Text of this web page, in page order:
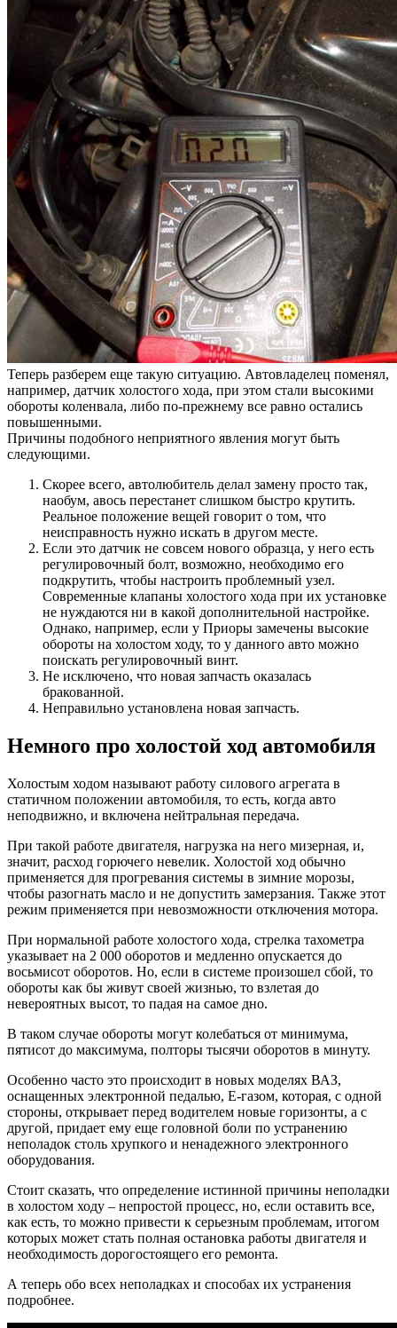
Теперь разберем еще такую ситуацию. Автовладелец поменял,
например, датчик холостого хода, при этом стали высокими
обороты коленвала, либо по-прежнему все равно остались
повышенными.
Причины подобного неприятного явления могут быть
следующими.
Скорее всего, автолюбитель делал замену просто так,
наобум, авось перестанет слишком быстро крутить.
Реальное положение вещей говорит о том, что
неисправность нужно искать в другом месте.
Если это датчик не совсем нового образца, у него есть
регулировочный болт, возможно, необходимо его
подкрутить, чтобы настроить проблемный узел.
Современные клапаны холостого хода при их установке
не нуждаются ни в какой дополнительной настройке.
Однако, например, если у Приоры замечены высокие
обороты на холостом ходу, то у данного авто можно
поискать регулировочный винт.
Не исключено, что новая запчасть оказалась
бракованной.
Неправильно установлена новая запчасть.
Немного про холостой ход автомобиля
Холостым ходом называют работу силового агрегата в
статичном положении автомобиля, то есть, когда авто
неподвижно, и включена нейтральная передача.
При такой работе двигателя, нагрузка на него мизерная, и,
значит, расход горючего невелик. Холостой ход обычно
применяется для прогревания системы в зимние морозы,
чтобы разогнать масло и не допустить замерзания. Также этот
режим применяется при невозможности отключения мотора.
При нормальной работе холостого хода, стрелка тахометра
указывает на 2 000 оборотов и медленно опускается до
восьмисот оборотов. Но, если в системе произошел сбой, то
обороты как бы живут своей жизнью, то взлетая до
невероятных высот, то падая на самое дно.
В таком случае обороты могут колебаться от минимума,
пятисот до максимума, полторы тысячи оборотов в минуту.
Особенно часто это происходит в новых моделях ВАЗ,
оснащенных электронной педалью, Е-газом, которая, с одной
стороны, открывает перед водителем новые горизонты, а с
другой, придает ему еще головной боли по устранению
неполадок столь хрупкого и ненадежного электронного
оборудования.
Стоит сказать, что определение истинной причины неполадки
в холостом ходу – непростой процесс, но, если оставить все,
как есть, то можно привести к серьезным проблемам, итогом
которых может стать полная остановка работы двигателя и
необходимость дорогостоящего его ремонта.
А теперь обо всех неполадках и способах их устранения
подробнее.